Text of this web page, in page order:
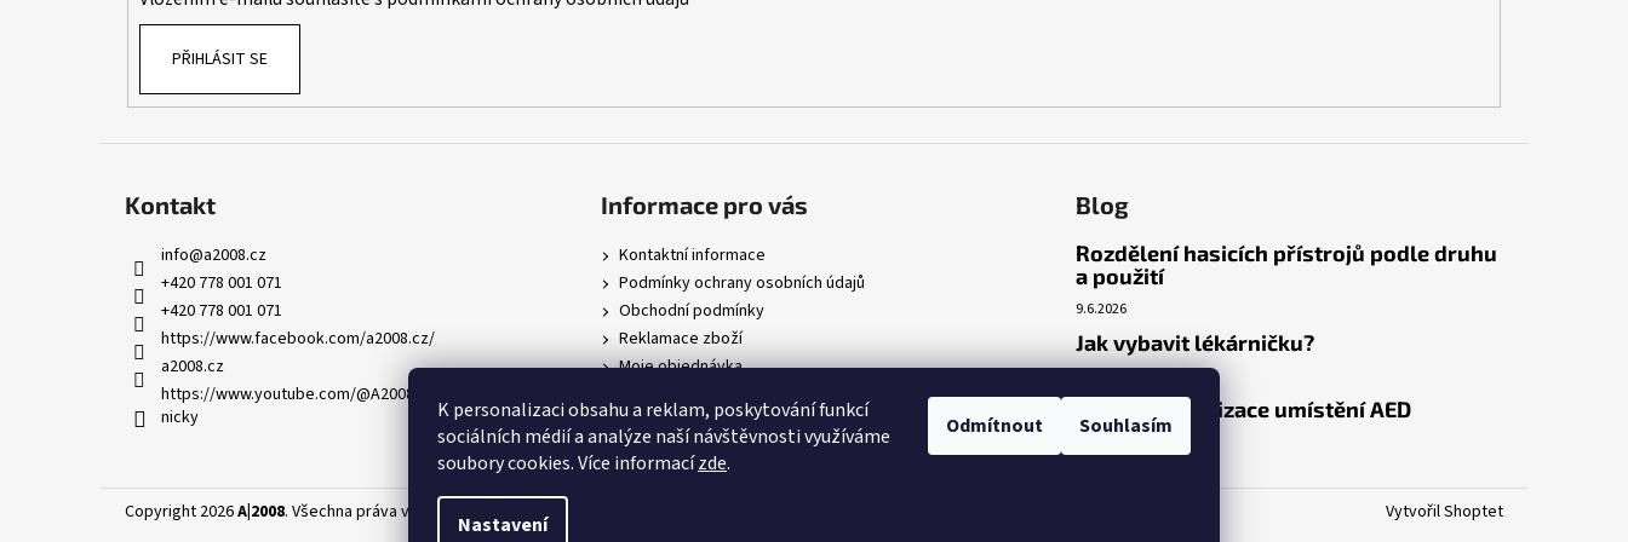
K personalizaci obsahu a reklam, poskytování funkcí
sociálních médií a analýze naší návštěvnosti využíváme
soubory cookies. Více informacízde.
Nastavení
Odmítnout Souhlasím
PŘIHLÁSIT SE
Kontakt
info@a2008.cz
+420 778 001 071
+420 778 001 071
https://www.facebook.com/a2008.cz/
a2008.cz
https://www.youtube.com/@A2008-AED-skoleni-lekar
nicky
Informace pro vás
Kontaktní informace
Podmínky ochrany osobních údajů
Obchodní podmínky
Reklamace zboží
Moje objednávka
Blog
Rozdělení hasicích přístrojů podle druhu
a použití
9.6.2026
Jak vybavit lékárničku?
Venkovní realizace umístění AED
Vytvořil Shoptet
Copyright 2026A|2008. Všechna práva vyhrazena. Upravit nastavení cookies